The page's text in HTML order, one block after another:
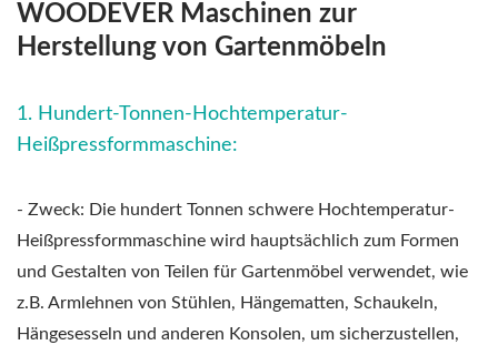
WOODEVER Maschinen zur
Herstellung von Gartenmöbeln
1. Hundert-Tonnen-Hochtemperatur-
Heißpressformmaschine:
- Zweck: Die hundert Tonnen schwere Hochtemperatur-
Heißpressformmaschine wird hauptsächlich zum Formen
und Gestalten von Teilen für Gartenmöbel verwendet, wie
z.B. Armlehnen von Stühlen, Hängematten, Schaukeln,
Hängesesseln und anderen Konsolen, um sicherzustellen,